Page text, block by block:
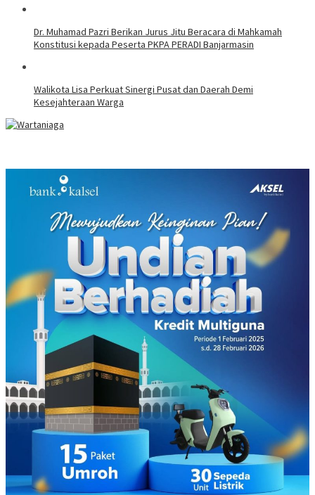
Dr. Muhamad Pazri Berikan Jurus Jitu Beracara di Mahkamah
Konstitusi kepada Peserta PKPA PERADI Banjarmasin
Walikota Lisa Perkuat Sinergi Pusat dan Daerah Demi
Kesejahteraan Warga